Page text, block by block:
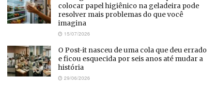
colocar papel higiênico na geladeira pode
resolver mais problemas do que você
imagina
15/07/2026
O Post-it nasceu de uma cola que deu errado
e ficou esquecida por seis anos até mudar a
história
29/06/2026